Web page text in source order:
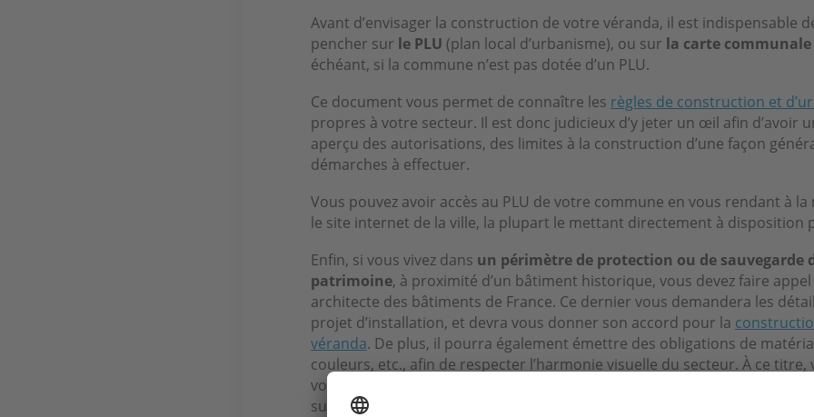
Avant d’envisager la construction de votre véranda, il est indispensable
pencher sur le PLU (plan local d’urbanisme), ou sur la carte communale
échéant, si la commune n’est pas dotée d’un PLU.
Ce document vous permet de connaître les règles de construction et
propres à votre secteur. Il est donc judicieux d’y jeter un œil afin d’avoir
aperçu des autorisations, des limites à la construction d’une façon
démarches à effectuer.
Vous pouvez avoir accès au PLU de votre commune en vous rendant à
le site internet de la ville, la plupart le mettant directement à disposition
Enfin, si vous vivez dans un périmètre de protection ou de sauvegarde
patrimoine, à proximité d’un bâtiment historique, vous devez faire appel
architecte des bâtiments de France. Ce dernier vous demandera les
projet d’installation, et devra vous donner son accord pour la
véranda. De plus, il pourra également émettre des obligations de
couleurs, etc., afin de respecter l’harmonie visuelle du secteur. À ce titre,
vous tourner vers une
sur-mesure, qui s’intégrera parfaitement dans votre environnement.